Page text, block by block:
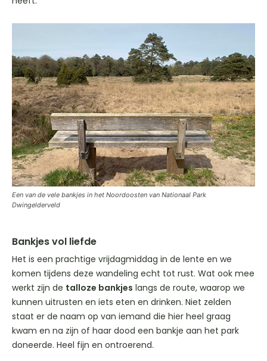
Een van de vele bankjes in het Noordoosten van Nationaal Park
Dwingelderveld
Bankjes vol liefde
Het is een prachtige vrijdagmiddag in de lente en we
komen tijdens deze wandeling echt tot rust. Wat ook mee
werkt zijn de talloze bankjes langs de route, waarop we
kunnen uitrusten en iets eten en drinken. Niet zelden
staat er de naam op van iemand die hier heel graag
kwam en na zijn of haar dood een bankje aan het park
doneerde. Heel fijn en ontroerend.